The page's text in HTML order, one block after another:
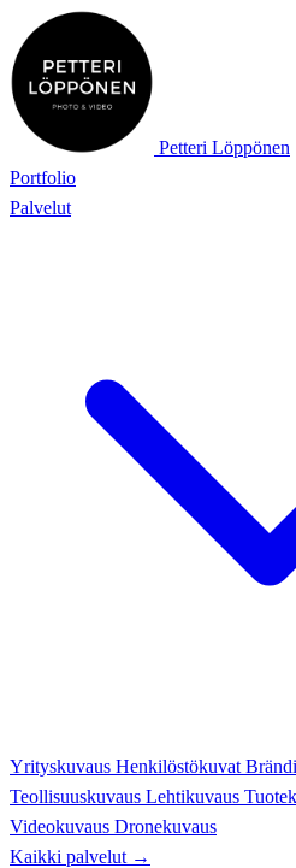
Petteri Löppönen
Portfolio
Palvelut
Yrityskuvaus Henkilöstökuvat
Teollisuuskuvaus Lehtikuvaus
Videokuvaus Dronekuvaus
Kaikki palvelut →